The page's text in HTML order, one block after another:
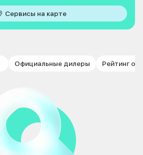
Сервисы на карте
Официальные дилеры Рейтинг